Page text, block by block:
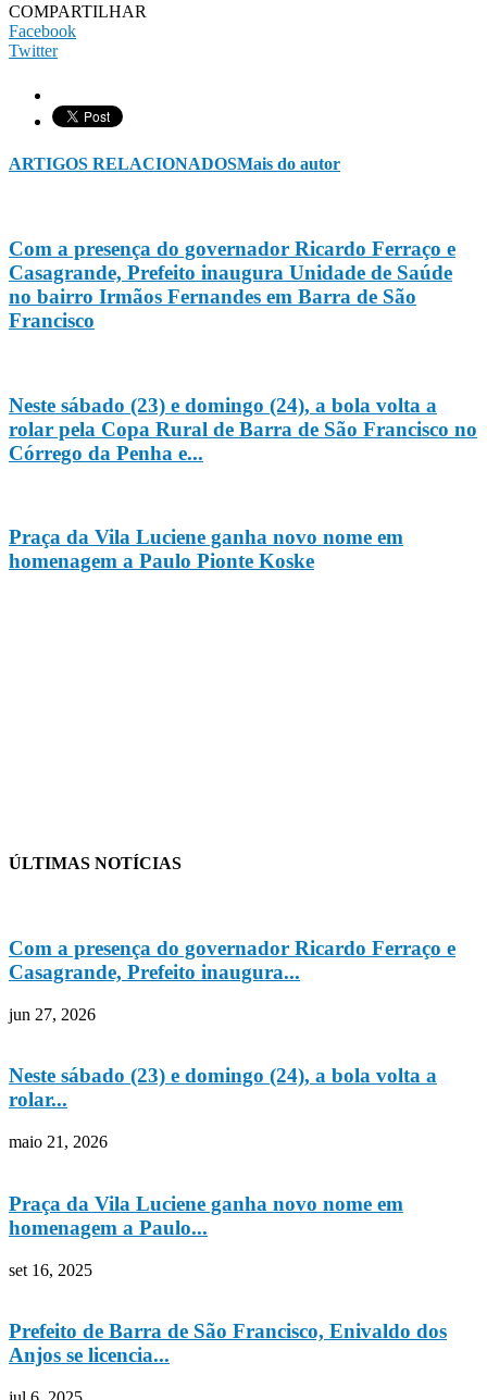
COMPARTILHAR
Facebook
Twitter
ARTIGOS RELACIONADOSMais do autor
Com a presença do governador Ricardo Ferraço e
Casagrande, Prefeito inaugura Unidade de Saúde
no bairro Irmãos Fernandes em Barra de São
Francisco
Neste sábado (23) e domingo (24), a bola volta a
rolar pela Copa Rural de Barra de São Francisco no
Córrego da Penha e...
Praça da Vila Luciene ganha novo nome em
homenagem a Paulo Pionte Koske
ÚLTIMAS NOTÍCIAS
Com a presença do governador Ricardo Ferraço e
Casagrande, Prefeito inaugura...
jun 27, 2026
Neste sábado (23) e domingo (24), a bola volta a
rolar...
maio 21, 2026
Praça da Vila Luciene ganha novo nome em
homenagem a Paulo...
set 16, 2025
Prefeito de Barra de São Francisco, Enivaldo dos
Anjos se licencia...